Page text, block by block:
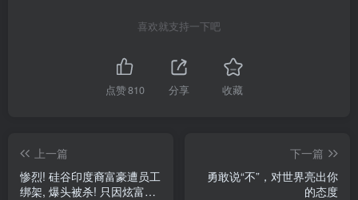
喜欢就支持一下吧
点赞810 分享 收藏
上一篇
惨烈! 硅谷印度裔富豪遭员工
绑架, 爆头被杀! 只因炫富＋
下一篇
勇敢说“不”，对世界亮出你
的态度